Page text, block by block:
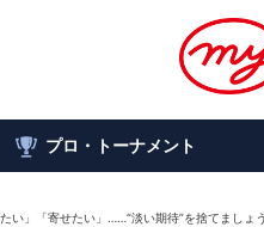
プロ・トーナメント
い」「寄せたい」……“淡い期待”を捨てましょ